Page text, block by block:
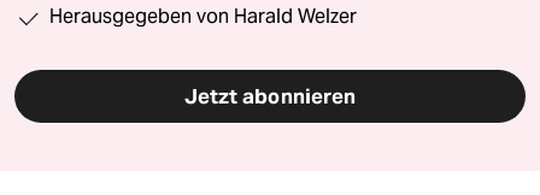
Herausgegeben von Harald Welzer
Jetzt abonnieren